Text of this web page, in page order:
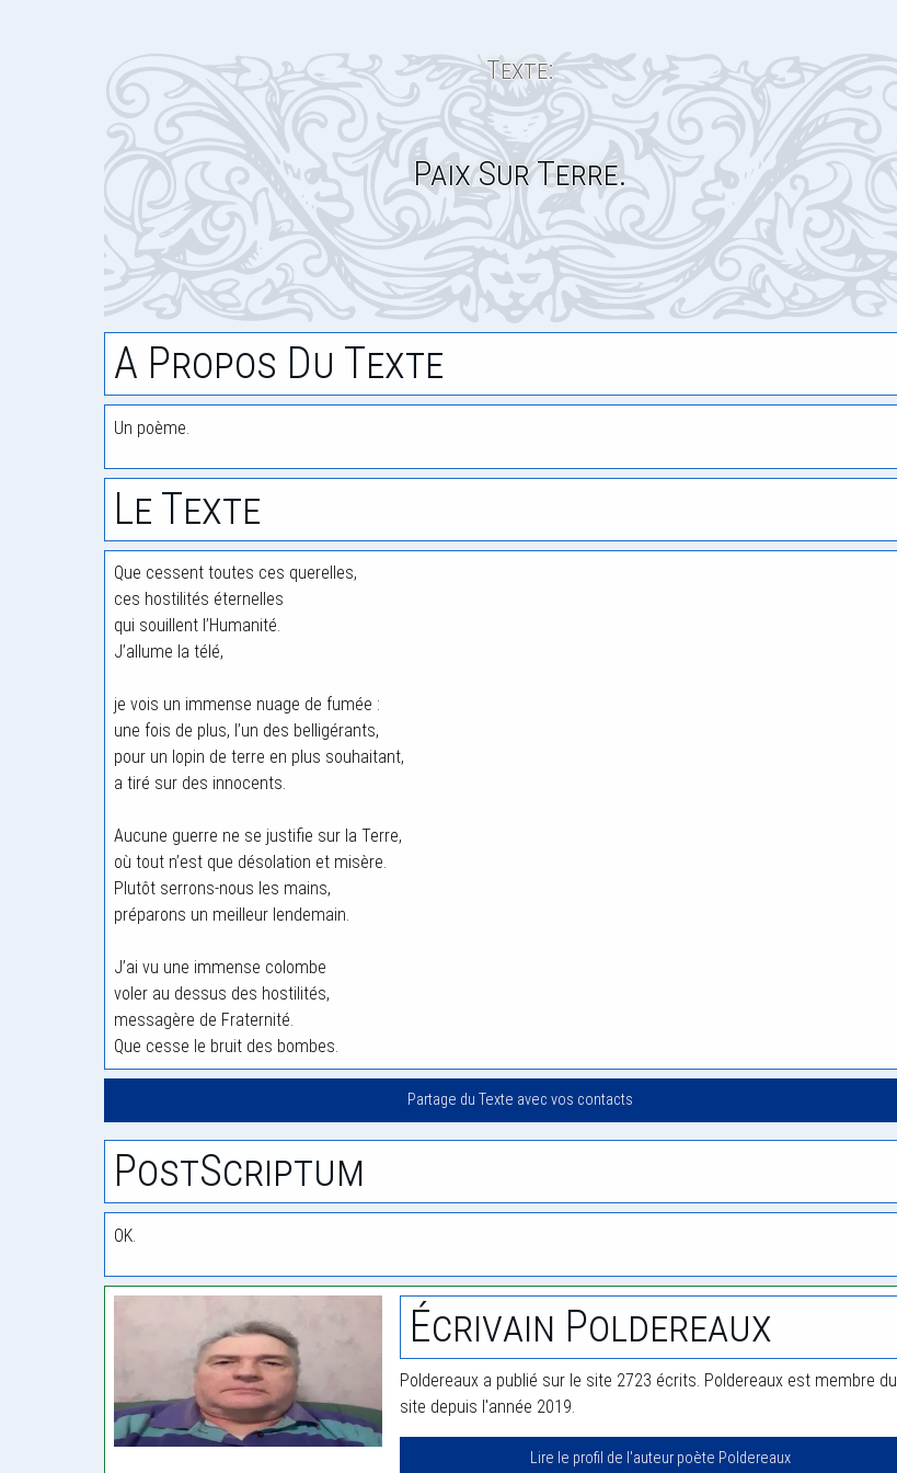
Texte:
Paix Sur Terre.
A Propos Du Texte
Un poème.
Le Texte
Que cessent toutes ces querelles,
ces hostilités éternelles
qui souillent l’Humanité.
J’allume la télé,
je vois un immense nuage de fumée :
une fois de plus, l’un des belligérants,
pour un lopin de terre en plus souhaitant,
a tiré sur des innocents.
Aucune guerre ne se justifie sur la Terre,
où tout n’est que désolation et misère.
Plutôt serrons-nous les mains,
préparons un meilleur lendemain.
J’ai vu une immense colombe
voler au dessus des hostilités,
messagère de Fraternité.
Que cesse le bruit des bombes.
Partage du Texte avec vos contacts
PostScriptum
OK.
Écrivain Poldereaux
Poldereaux a publié sur le site 2723 écrits. Poldereaux est membre du
site depuis l'année 2019.
Lire le profil de l'auteur poète Poldereaux